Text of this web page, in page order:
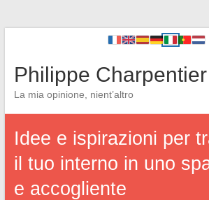
Philippe Charpentier
La mia opinione, nient’altro
Idee e ispirazioni per
il tuo interno in uno
e accogliente